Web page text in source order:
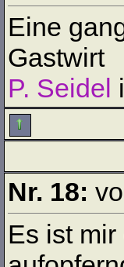
Eine
Gastwirt
P. Seidel
Nr. 18:
Es ist